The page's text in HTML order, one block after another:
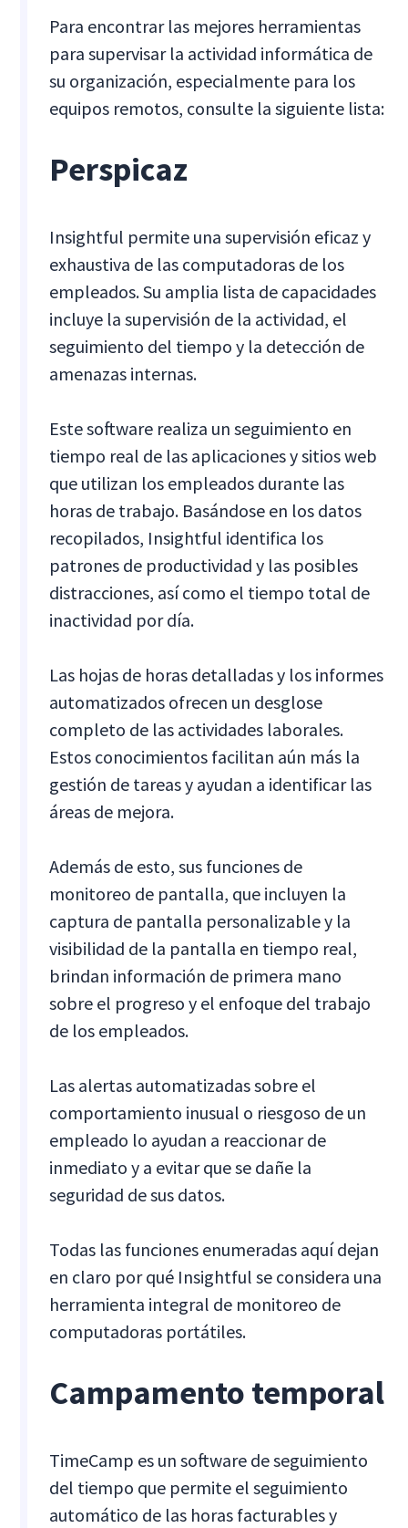
Para encontrar las mejores herramientas
para supervisar la actividad informática de
su organización, especialmente para los
equipos remotos, consulte la siguiente lista:
Perspicaz
Insightful permite una supervisión eficaz y
exhaustiva de las computadoras de los
empleados. Su amplia lista de capacidades
incluye la supervisión de la actividad, el
seguimiento del tiempo y la detección de
amenazas internas.
Este software realiza un seguimiento en
tiempo real de las aplicaciones y sitios web
que utilizan los empleados durante las
horas de trabajo. Basándose en los datos
recopilados, Insightful identifica los
patrones de productividad y las posibles
distracciones, así como el tiempo total de
inactividad por día.
Las hojas de horas detalladas y los informes
automatizados ofrecen un desglose
completo de las actividades laborales.
Estos conocimientos facilitan aún más la
gestión de tareas y ayudan a identificar las
áreas de mejora.
Además de esto, sus funciones de
monitoreo de pantalla, que incluyen la
captura de pantalla personalizable y la
visibilidad de la pantalla en tiempo real,
brindan información de primera mano
sobre el progreso y el enfoque del trabajo
de los empleados.
Las alertas automatizadas sobre el
comportamiento inusual o riesgoso de un
empleado lo ayudan a reaccionar de
inmediato y a evitar que se dañe la
seguridad de sus datos.
Todas las funciones enumeradas aquí dejan
en claro por qué Insightful se considera una
herramienta integral de monitoreo de
computadoras portátiles.
Campamento temporal
TimeCamp es un software de seguimiento
del tiempo que permite el seguimiento
automático de las horas facturables y